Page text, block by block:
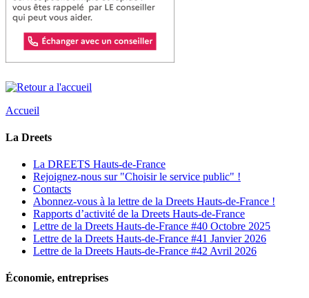
Accueil
La Dreets
La DREETS Hauts-de-France
Rejoignez-nous sur "Choisir le service public" !
Contacts
Abonnez-vous à la lettre de la Dreets Hauts-de-France !
Rapports d’activité de la Dreets Hauts-de-France
Lettre de la Dreets Hauts-de-France #40 Octobre 2025
Lettre de la Dreets Hauts-de-France #41 Janvier 2026
Lettre de la Dreets Hauts-de-France #42 Avril 2026
Économie, entreprises